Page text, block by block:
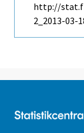
http://
2_2013-03-